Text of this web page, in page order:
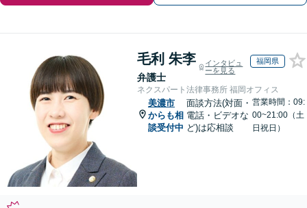
毛利 朱李
弁護士
インタビュ
ーを見る
福岡県
ネクスパート法律事務所 福岡オフィス
美濃市
からも相
談受付中
面談方法(対面・
電話・ビデオな
ど)は応相談
営業時間：09:
00~21:00（土
日祝日）